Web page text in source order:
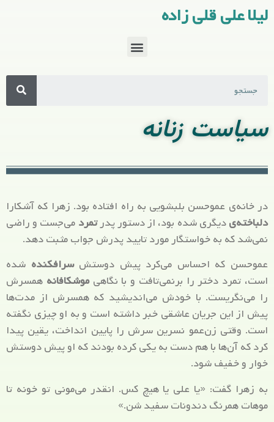
لیلا علی قلی زاده
سیاست زنانه
در خانه‌ی عموحسن بلبشویی به راه افتاده بود. زهرا که آشکارا
دلباخته‌یدیگری شده بود، از دستور پدرتمرد می‌جست و راضی
نمی‌شد که به خواستگار مورد تایید پدرش جواب مثبت دهد.
عموحسن که احساس می‌کرد پیش دوستشسرافکنده شده
است، تمرد دختر را برنمی‌تافت و با نگاهیموشکافانه همسرش
را می‌نگریست. با خودش می‌اندیشید که همسرش از مدت‌ها
پیش از این جریان عاشقی خبر داشته است و به او چیزی نگفته
است. وقتی زن‌عمو نسرین سرش را پایین انداخت، یقین پیدا
کرد که آن‌ها با هم دست به یکی کرده بودند که او پیش دوستش
خوار و خفیف شود.
به زهرا گفت: «یا علی یا هیچ کس. انقدر می‌مونی تو خونه تا
موهات همرنگ دندونات سفید شن.»